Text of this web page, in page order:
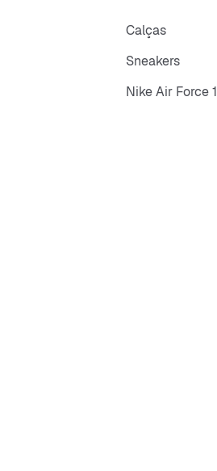
Calças
Sneakers
Nike Air Force 1